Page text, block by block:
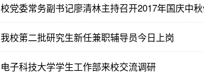
校党委常务副书记廖清林主持召开2017年国庆中
我校第二批研究生新任兼职辅导员今日上岗
电子科技大学学生工作部来校交流调研